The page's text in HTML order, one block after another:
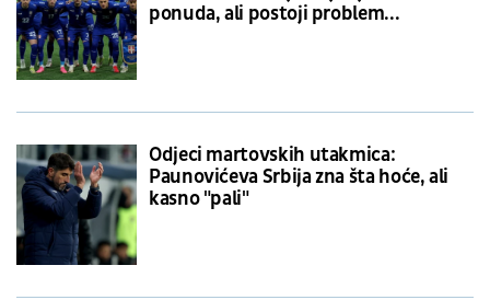
ponuda, ali postoji problem...
Odjeci martovskih utakmica:
Paunovićeva Srbija zna šta hoće, ali
kasno "pali"